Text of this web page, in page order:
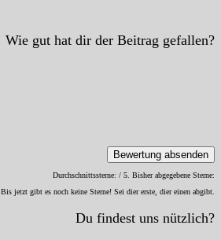
Wie gut hat dir der Beitrag gefallen?
Bewertung absenden
Durchschnittssterne: / 5. Bisher abgegebene Sterne:
Bis jetzt gibt es noch keine Sterne! Sei dier erste, dier einen abgibt.
Du findest uns nützlich?